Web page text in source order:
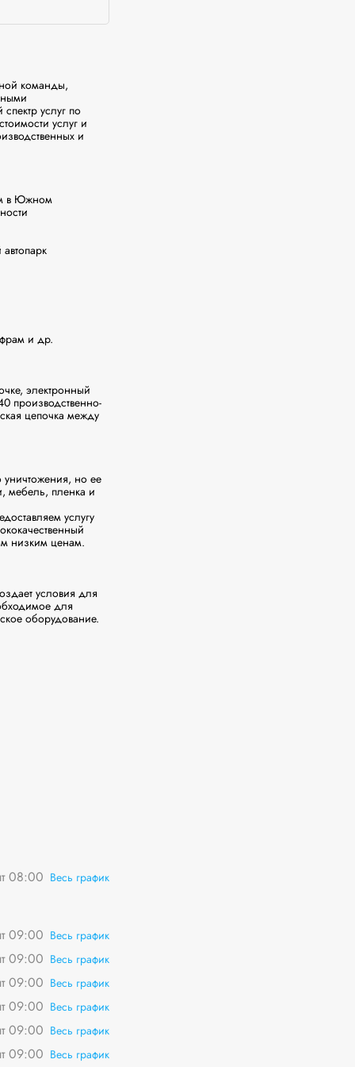
команды,
услуг по
услуг и
и
в Южном
и др.
электронный
производственно-
цепочка между
но ее
мебель, пленка и
услугу
низким ценам.
условия для
для
оборудование.
08:00 Весь график
09:00 Весь график
09:00 Весь график
09:00 Весь график
09:00 Весь график
09:00 Весь график
09:00 Весь график